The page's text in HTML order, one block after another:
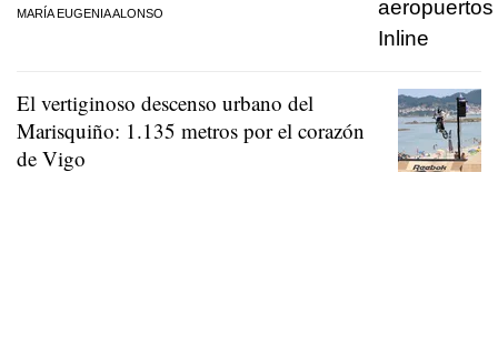
MARÍA EUGENIA ALONSO
El vertiginoso descenso urbano del
Marisquiño: 1.135 metros por el corazón
de Vigo